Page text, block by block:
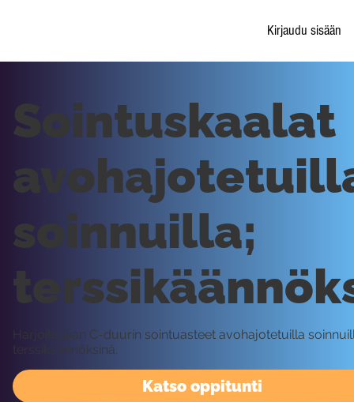
Kirjaudu sisään
Katso oppitunti
Sointuskaalat
soinnuilla;
Harjoitellaan C-duurin sointuasteet avohajotetuilla
terssikäännöksinä.